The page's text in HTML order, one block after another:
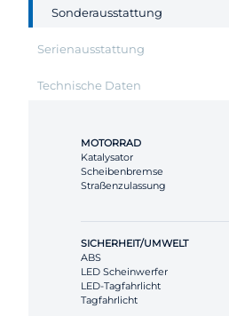
Technische Daten
Sonderausstattung
Serienausstattung
MOTORRAD
Katalysator
Scheibenbremse
Straßenzulassung
SICHERHEIT/UMWELT
ABS
LED Scheinwerfer
LED-Tagfahrlicht
Tagfahrlicht